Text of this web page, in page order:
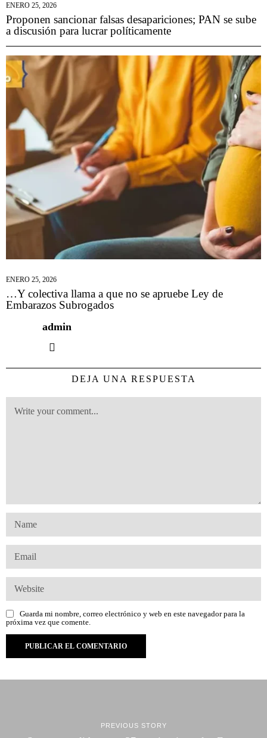
ENERO 25, 2026
Proponen sancionar falsas desapariciones; PAN se sube
a discusión para lucrar políticamente
ENERO 25, 2026
…Y colectiva llama a que no se apruebe Ley de
Embarazos Subrogados
admin
DEJA UNA RESPUESTA
Guarda mi nombre, correo electrónico y web en este navegador para la
próxima vez que comente.
PREVIOUS STORY